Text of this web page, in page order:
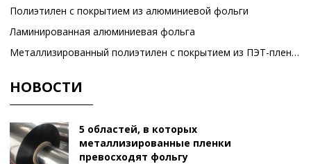
Полиэтилен с покрытием из алюминиевой фольги
Ламинированная алюминиевая фольга
Металлизированный полиэтилен с покрытием из ПЭТ-пленки
НОВОСТИ
5 областей, в которых
металлизированные пленки
превосходят фольгу